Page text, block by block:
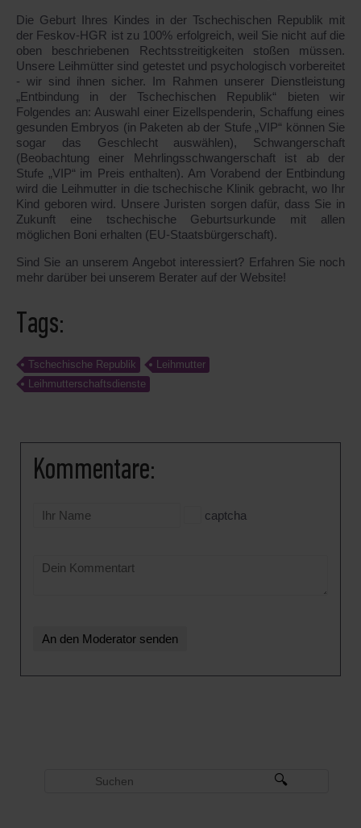
Die Geburt Ihres Kindes in der Tschechischen Republik mit
der Feskov-HGR ist zu 100% erfolgreich, weil Sie nicht auf die
oben beschriebenen Rechtsstreitigkeiten stoßen müssen.
Unsere Leihmütter sind getestet und psychologisch vorbereitet
- wir sind ihnen sicher. Im Rahmen unserer Dienstleistung
„Entbindung in der Tschechischen Republik“ bieten wir
Folgendes an: Auswahl einer Eizellspenderin, Schaffung eines
gesunden Embryos (in Paketen ab der Stufe „VIP“ können Sie
sogar das Geschlecht auswählen), Schwangerschaft
(Beobachtung einer Mehrlingsschwangerschaft ist ab der
Stufe „VIP“ im Preis enthalten). Am Vorabend der Entbindung
wird die Leihmutter in die tschechische Klinik gebracht, wo Ihr
Kind geboren wird. Unsere Juristen sorgen dafür, dass Sie in
Zukunft eine tschechische Geburtsurkunde mit allen
möglichen Boni erhalten (EU-Staatsbürgerschaft).
Sind Sie an unserem Angebot interessiert? Erfahren Sie noch
mehr darüber bei unserem Berater auf der Website!
Tags:
Tschechische Republik
Leihmutter
Leihmutterschaftsdienste
Kommentare:
captcha